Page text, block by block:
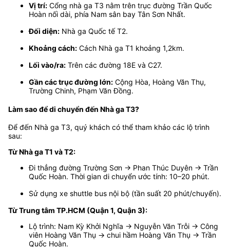
Vị trí: Cổng nhà ga T3 nằm trên trục đường Trần Quốc
Hoàn nối dài, phía Nam sân bay Tân Sơn Nhất.
Đối diện: Nhà ga Quốc tế T2.
Khoảng cách: Cách Nhà ga T1 khoảng 1,2km.
Lối vào/ra: Trên các đường 18E và C27.
Gần các trục đường lớn: Cộng Hòa, Hoàng Văn Thụ,
Trường Chinh, Phạm Văn Đồng.
Làm sao để di chuyển đến Nhà ga T3?
Để đến Nhà ga T3, quý khách có thể tham khảo các lộ trình
sau:
Từ Nhà ga T1 và T2:
Đi thẳng đường Trường Sơn → Phan Thúc Duyên → Trần
Quốc Hoàn. Thời gian di chuyển ước tính: 10–20 phút.
Sử dụng xe shuttle bus nội bộ (tần suất 20 phút/chuyến).
Từ Trung tâm TP.HCM (Quận 1, Quận 3):
Lộ trình: Nam Kỳ Khởi Nghĩa → Nguyễn Văn Trỗi → Công
viên Hoàng Văn Thụ → chui hầm Hoàng Văn Thụ → Trần
Quốc Hoàn.